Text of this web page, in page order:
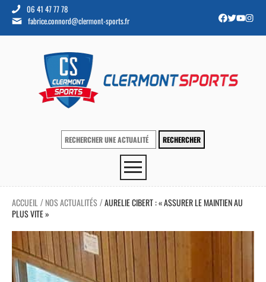
06 41 47 77 78
fabrice.connord@clermont-sports.fr
ACCUEIL / NOS ACTUALITÉS /AURELIE CIBERT : « ASSURER LE MAINTIEN AU
PLUS VITE »